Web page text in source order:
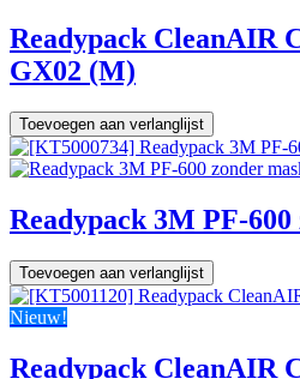
Readypack CleanAIR
GX02 (M)
Toevoegen aan verlanglijst
Readypack 3M PF-
Toevoegen aan verlanglijst
Nieuw!
Readypack CleanAIR